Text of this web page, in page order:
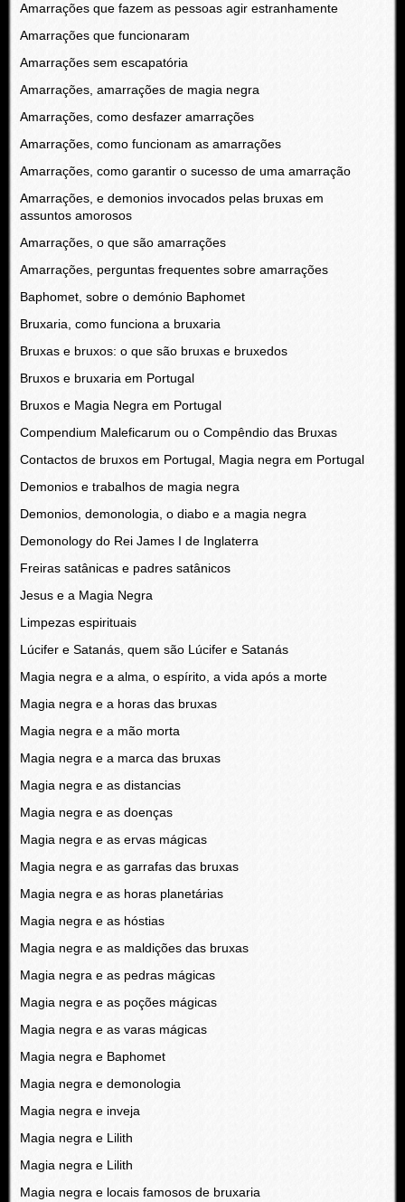
Amarrações que fazem as pessoas agir estranhamente
Amarrações que funcionaram
Amarrações sem escapatória
Amarrações, amarrações de magia negra
Amarrações, como desfazer amarrações
Amarrações, como funcionam as amarrações
Amarrações, como garantir o sucesso de uma amarração
Amarrações, e demonios invocados pelas bruxas em
assuntos amorosos
Amarrações, o que são amarrações
Amarrações, perguntas frequentes sobre amarrações
Baphomet, sobre o demónio Baphomet
Bruxaria, como funciona a bruxaria
Bruxas e bruxos: o que são bruxas e bruxedos
Bruxos e bruxaria em Portugal
Bruxos e Magia Negra em Portugal
Compendium Maleficarum ou o Compêndio das Bruxas
Contactos de bruxos em Portugal, Magia negra em Portugal
Demonios e trabalhos de magia negra
Demonios, demonologia, o diabo e a magia negra
Demonology do Rei James I de Inglaterra
Freiras satânicas e padres satânicos
Jesus e a Magia Negra
Limpezas espirituais
Lúcifer e Satanás, quem são Lúcifer e Satanás
Magia negra e a alma, o espírito, a vida após a morte
Magia negra e a horas das bruxas
Magia negra e a mão morta
Magia negra e a marca das bruxas
Magia negra e as distancias
Magia negra e as doenças
Magia negra e as ervas mágicas
Magia negra e as garrafas das bruxas
Magia negra e as horas planetárias
Magia negra e as hóstias
Magia negra e as maldições das bruxas
Magia negra e as pedras mágicas
Magia negra e as poções mágicas
Magia negra e as varas mágicas
Magia negra e Baphomet
Magia negra e demonologia
Magia negra e inveja
Magia negra e Lilith
Magia negra e Lilith
Magia negra e locais famosos de bruxaria